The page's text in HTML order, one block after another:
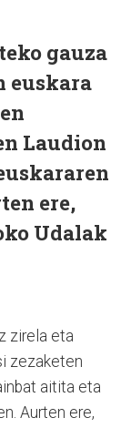
gauza
euskara
Laudion
ere,
Udalak
zirela eta
zezaketen
aitita eta
Aurten ere,